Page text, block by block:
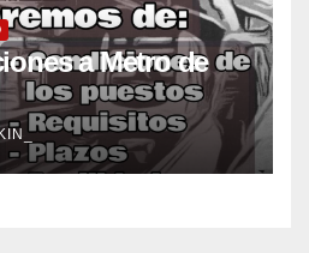
a Metro de